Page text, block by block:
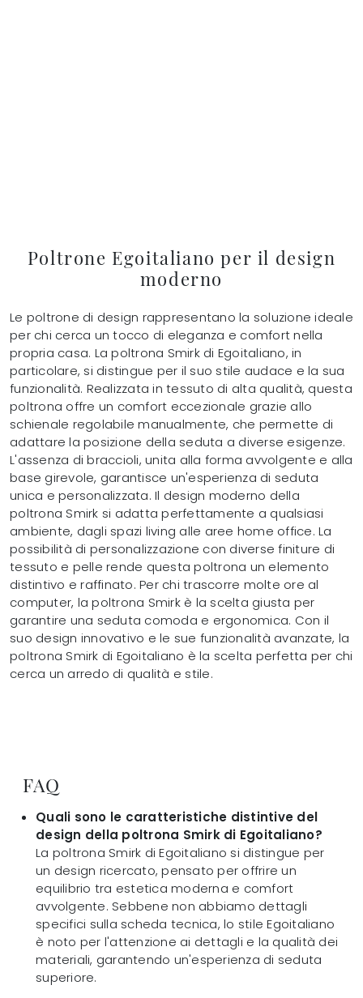
Poltrone Egoitaliano per il design
moderno
Le poltrone di design rappresentano la soluzione ideale
per chi cerca un tocco di eleganza e comfort nella
propria casa. La poltrona Smirk di Egoitaliano, in
particolare, si distingue per il suo stile audace e la sua
funzionalità. Realizzata in tessuto di alta qualità, questa
poltrona offre un comfort eccezionale grazie allo
schienale regolabile manualmente, che permette di
adattare la posizione della seduta a diverse esigenze.
L'assenza di braccioli, unita alla forma avvolgente e alla
base girevole, garantisce un'esperienza di seduta
unica e personalizzata. Il design moderno della
poltrona Smirk si adatta perfettamente a qualsiasi
ambiente, dagli spazi living alle aree home office. La
possibilità di personalizzazione con diverse finiture di
tessuto e pelle rende questa poltrona un elemento
distintivo e raffinato. Per chi trascorre molte ore al
computer, la poltrona Smirk è la scelta giusta per
garantire una seduta comoda e ergonomica. Con il
suo design innovativo e le sue funzionalità avanzate, la
poltrona Smirk di Egoitaliano è la scelta perfetta per chi
cerca un arredo di qualità e stile.
FAQ
Quali sono le caratteristiche distintive del
design della poltrona Smirk di Egoitaliano?
La poltrona Smirk di Egoitaliano si distingue per
un design ricercato, pensato per offrire un
equilibrio tra estetica moderna e comfort
avvolgente. Sebbene non abbiamo dettagli
specifici sulla scheda tecnica, lo stile Egoitaliano
è noto per l'attenzione ai dettagli e la qualità dei
materiali, garantendo un'esperienza di seduta
superiore.